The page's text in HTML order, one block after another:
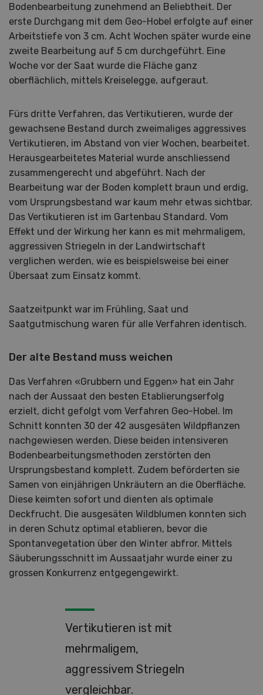
Bodenbearbeitung zunehmend an Beliebtheit. Der
erste Durchgang mit dem Geo-Hobel erfolgte auf einer
Arbeitstiefe von 3 cm. Acht Wochen später wurde eine
zweite Bearbeitung auf 5 cm durchgeführt. Eine
Woche vor der Saat wurde die Fläche ganz
oberflächlich, mittels Kreiselegge, aufgeraut.
Fürs dritte Verfahren, das Vertikutieren, wurde der
gewachsene Bestand durch zweimaliges aggressives
Vertikutieren, im Abstand von vier Wochen, bearbeitet.
Herausgearbeitetes Material wurde anschliessend
zusammengerecht und abgeführt. Nach der
Bearbeitung war der Boden komplett braun und erdig,
vom Ursprungsbestand war kaum mehr etwas sichtbar.
Das Vertikutieren ist im Gartenbau Standard. Vom
Effekt und der Wirkung her kann es mit mehrmaligem,
aggressiven Striegeln in der Landwirtschaft
verglichen werden, wie es beispielsweise bei einer
Übersaat zum Einsatz kommt.
Saatzeitpunkt war im Frühling, Saat und
Saatgutmischung waren für alle Verfahren identisch.
Der alte Bestand muss weichen
Das Verfahren «Grubbern und Eggen» hat ein Jahr
nach der Aussaat den besten Etablierungserfolg
erzielt, dicht gefolgt vom Verfahren Geo-Hobel. Im
Schnitt konnten 30 der 42 ausgesäten Wildpflanzen
nachgewiesen werden. Diese beiden intensiveren
Bodenbearbeitungsmethoden zerstörten den
Ursprungsbestand komplett. Zudem beförderten sie
Samen von einjährigen Unkräutern an die Oberfläche.
Diese keimten sofort und dienten als optimale
Deckfrucht. Die ausgesäten Wildblumen konnten sich
in deren Schutz optimal etablieren, bevor die
Spontanvegetation über den Winter abfror. Mittels
Säuberungsschnitt im Aussaatjahr wurde einer zu
grossen Konkurrenz entgegengewirkt.
Vertikutieren ist mit
mehrmaligem,
aggressivem Striegeln
vergleichbar.